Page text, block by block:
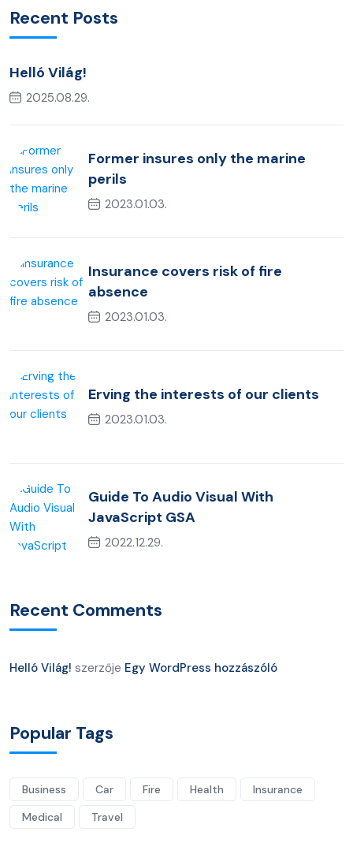
Recent Posts
Helló Világ!
2025.08.29.
Former insures only the marine
perils
2023.01.03.
Insurance covers risk of fire
absence
2023.01.03.
Erving the interests of our clients
2023.01.03.
Guide To Audio Visual With
JavaScript GSA
2022.12.29.
Recent Comments
Helló Világ! szerzője Egy WordPress hozzászóló
Popular Tags
Business Car Fire Health
Insurance
Medical
Travel